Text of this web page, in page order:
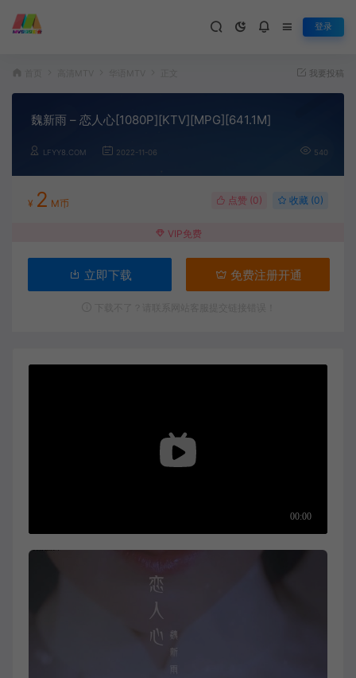
登录
我要投稿
魏新雨 – 恋人心[1080P][KTV][MPG][641.1M]
LFYY8.COM 2022-11-06 540
¥ 2 M币 点赞 (0) 收藏 (0)
VIP免费
立即下载 免费注册开通